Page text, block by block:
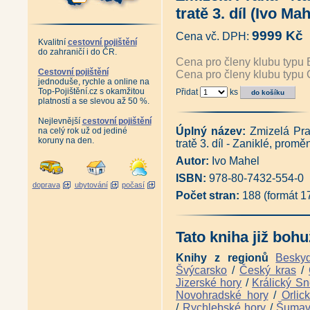
Kvalitní cestovní pojištění
do zahraničí i do ČR.
Cestovní pojištění
jednoduše, rychle a online na
Top-Pojištění.cz s okamžitou
platností a se slevou až 50 %.
Nejlevnější cestovní pojištění
na celý rok už od jediné
koruny na den.
doprava ubytování počasí
Zmizelé Čechy - Střední
Zmizelé Čechy - Sušice (Jana
Zmizelé Čechy - Plzeň I.
Zmizelé Čechy - Západní
Zmizelé Čechy - Střední
Zmizelé Čechy - Karlovy Vary
Zmizelé Čechy - Žatec (Petr
Zmizelé Čechy - Litoměřice
Zmizelé Čechy - Mělnicko
Zmizelé Čechy - Mnichovo
Zmizelé Čechy - Poděbrady
Antikvariát - Zmizelé Čechy -
Zmizelé Čechy - Sobotecko
Zmizelé Čechy - Semilsko
Zmizelé Čechy - Hořice
Zmizelé Čechy - Jilemnice
Zmizelé Čechy - Špindlerův
Zmizelé Čechy - Broumov
Zmizelé Čechy - Dobruška a
Zmizelé Čechy - Posázaví
Antikvariát - Zmizelé Čechy -
Zmizelá Morava - Telč a okolí
tratě 3. díl (Ivo
Cena vč. DPH: 9999 Kč
Cena pro členy klubu typu
Cena pro členy klubu typu
Přidat ks
Úplný název:Zmizelá
tratě 3. díl - Zaniklé,
Autor: Ivo Mahel
ISBN: 978-80-7432-554-0
Počet stran: 188 (formát
Tato kniha již
Knihy z regionů
Švýcarsko / Český kras /
Jizerské hory / Králický
Novohradské hory/